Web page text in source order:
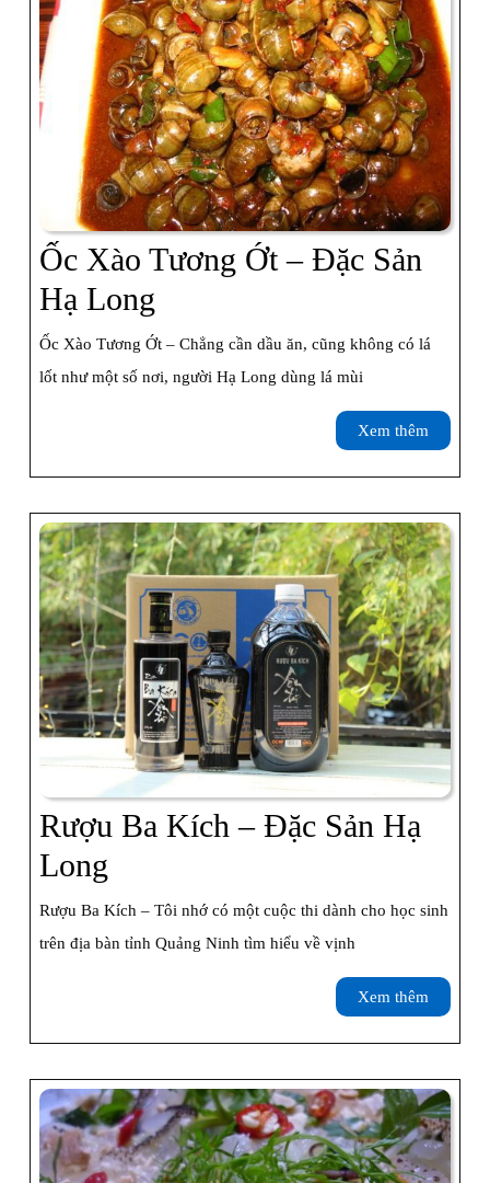
Ốc Xào Tương Ớt – Đặc Sản
Hạ Long
Xào
Tương
Sản
Hạ
Long
Ốc Xào Tương Ớt – Chẳng cần dầu ăn, cũng không có lá
lốt như một số nơi, người Hạ Long dùng lá mùi
Xem thêm
thêm
Rượu Ba Kích – Đặc Sản Hạ
Long
Ba
Kích
Hạ
Long
Rượu Ba Kích – Tôi nhớ có một cuộc thi dành cho học sinh
trên địa bàn tỉnh Quảng Ninh tìm hiểu về vịnh
Xem thêm
thêm